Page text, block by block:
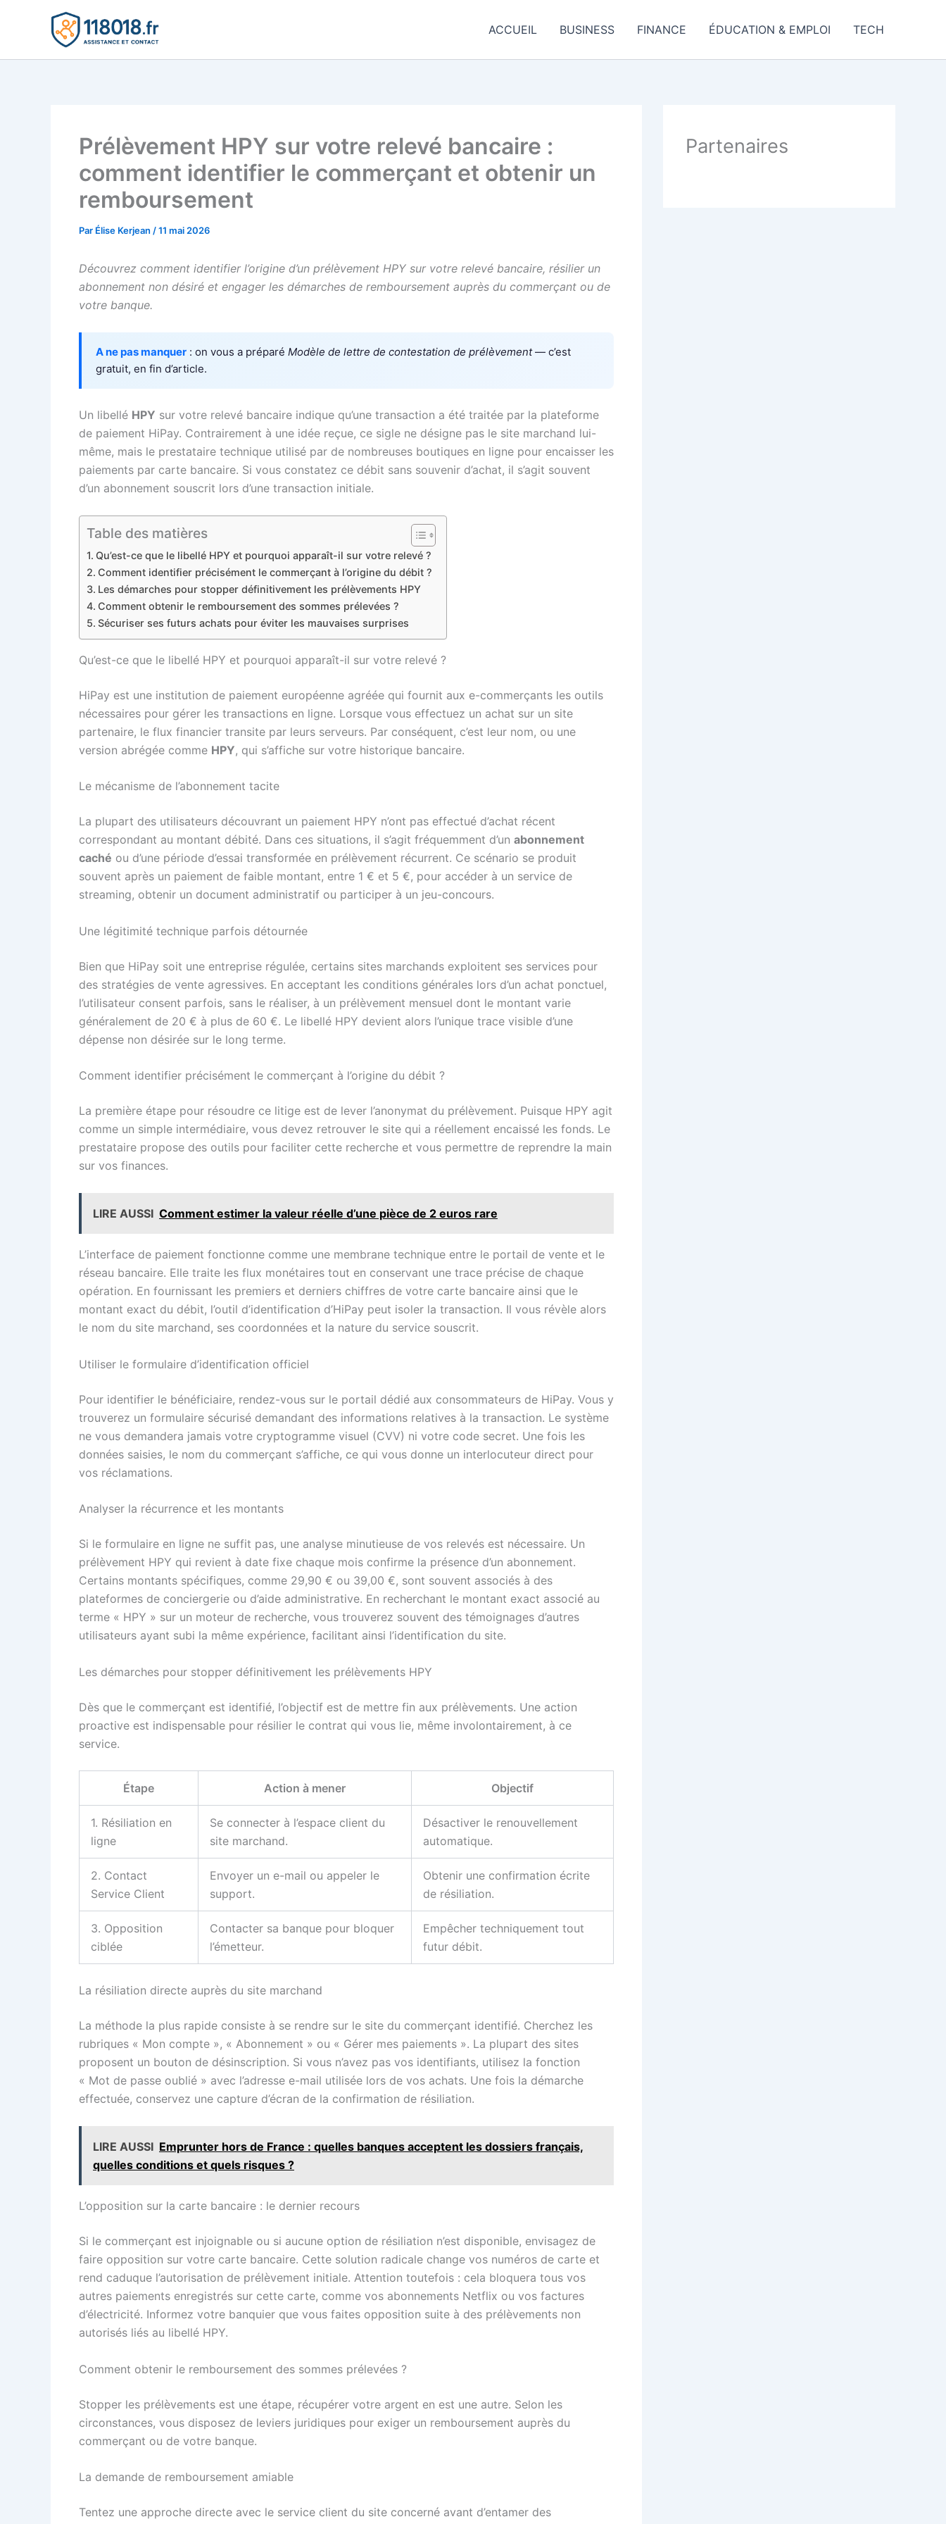
ACCUEIL BUSINESS FINANCE ÉDUCATION & EMPLOI TECH
Prélèvement HPY sur votre relevé bancaire :
comment identifier le commerçant et obtenir un
remboursement
Par Élise Kerjean /11 mai 2026
Découvrez comment identifier l’origine d’un prélèvement HPY sur votre relevé bancaire, résilier un
abonnement non désiré et engager les démarches de remboursement auprès du commerçant ou de
votre banque.
A ne pas manquer : on vous a préparé Modèle de lettre de contestation de prélèvement— c’est
gratuit, en fin d’article.
Un libellé HPY sur votre relevé bancaire indique qu’une transaction a été traitée par la plateforme
de paiement HiPay. Contrairement à une idée reçue, ce sigle ne désigne pas le site marchand lui-
même, mais le prestataire technique utilisé par de nombreuses boutiques en ligne pour encaisser les
paiements par carte bancaire. Si vous constatez ce débit sans souvenir d’achat, il s’agit souvent
d’un abonnement souscrit lors d’une transaction initiale.
Table des matières
Qu’est-ce que le libellé HPY et pourquoi apparaît-il sur votre relevé ?
Comment identifier précisément le commerçant à l’origine du débit ?
Les démarches pour stopper définitivement les prélèvements HPY
Comment obtenir le remboursement des sommes prélevées ?
Sécuriser ses futurs achats pour éviter les mauvaises surprises
Qu’est-ce que le libellé HPY et pourquoi apparaît-il sur votre relevé ?
HiPay est une institution de paiement européenne agréée qui fournit aux e-commerçants les outils
nécessaires pour gérer les transactions en ligne. Lorsque vous effectuez un achat sur un site
partenaire, le flux financier transite par leurs serveurs. Par conséquent, c’est leur nom, ou une
version abrégée comme HPY, qui s’affiche sur votre historique bancaire.
Le mécanisme de l’abonnement tacite
La plupart des utilisateurs découvrant un paiement HPY n’ont pas effectué d’achat récent
correspondant au montant débité. Dans ces situations, il s’agit fréquemment d’un abonnement
caché ou d’une période d’essai transformée en prélèvement récurrent. Ce scénario se produit
souvent après un paiement de faible montant, entre 1 € et 5 €, pour accéder à un service de
streaming, obtenir un document administratif ou participer à un jeu-concours.
Une légitimité technique parfois détournée
Bien que HiPay soit une entreprise régulée, certains sites marchands exploitent ses services pour
des stratégies de vente agressives. En acceptant les conditions générales lors d’un achat ponctuel,
l’utilisateur consent parfois, sans le réaliser, à un prélèvement mensuel dont le montant varie
généralement de 20 € à plus de 60 €. Le libellé HPY devient alors l’unique trace visible d’une
dépense non désirée sur le long terme.
Comment identifier précisément le commerçant à l’origine du débit ?
La première étape pour résoudre ce litige est de lever l’anonymat du prélèvement. Puisque HPY agit
comme un simple intermédiaire, vous devez retrouver le site qui a réellement encaissé les fonds. Le
prestataire propose des outils pour faciliter cette recherche et vous permettre de reprendre la main
sur vos finances.
LIRE AUSSI Comment estimer la valeur réelle d’une pièce de 2 euros rare
L’interface de paiement fonctionne comme une membrane technique entre le portail de vente et le
réseau bancaire. Elle traite les flux monétaires tout en conservant une trace précise de chaque
opération. En fournissant les premiers et derniers chiffres de votre carte bancaire ainsi que le
montant exact du débit, l’outil d’identification d’HiPay peut isoler la transaction. Il vous révèle alors
le nom du site marchand, ses coordonnées et la nature du service souscrit.
Utiliser le formulaire d’identification officiel
Pour identifier le bénéficiaire, rendez-vous sur le portail dédié aux consommateurs de HiPay. Vous y
trouverez un formulaire sécurisé demandant des informations relatives à la transaction. Le système
ne vous demandera jamais votre cryptogramme visuel (CVV) ni votre code secret. Une fois les
données saisies, le nom du commerçant s’affiche, ce qui vous donne un interlocuteur direct pour
vos réclamations.
Analyser la récurrence et les montants
Si le formulaire en ligne ne suffit pas, une analyse minutieuse de vos relevés est nécessaire. Un
prélèvement HPY qui revient à date fixe chaque mois confirme la présence d’un abonnement.
Certains montants spécifiques, comme 29,90 € ou 39,00 €, sont souvent associés à des
plateformes de conciergerie ou d’aide administrative. En recherchant le montant exact associé au
terme « HPY » sur un moteur de recherche, vous trouverez souvent des témoignages d’autres
utilisateurs ayant subi la même expérience, facilitant ainsi l’identification du site.
Les démarches pour stopper définitivement les prélèvements HPY
Dès que le commerçant est identifié, l’objectif est de mettre fin aux prélèvements. Une action
proactive est indispensable pour résilier le contrat qui vous lie, même involontairement, à ce
service.
Étape Action à mener Objectif
1. Résiliation en
ligne
Se connecter à l’espace client du
site marchand.
Désactiver le renouvellement
automatique.
2. Contact
Service Client
Envoyer un e-mail ou appeler le
support.
Obtenir une confirmation écrite
de résiliation.
3. Opposition
ciblée
Contacter sa banque pour bloquer
l’émetteur.
Empêcher techniquement tout
futur débit.
La résiliation directe auprès du site marchand
La méthode la plus rapide consiste à se rendre sur le site du commerçant identifié. Cherchez les
rubriques « Mon compte », « Abonnement » ou « Gérer mes paiements ». La plupart des sites
proposent un bouton de désinscription. Si vous n’avez pas vos identifiants, utilisez la fonction
« Mot de passe oublié » avec l’adresse e-mail utilisée lors de vos achats. Une fois la démarche
effectuée, conservez une capture d’écran de la confirmation de résiliation.
LIRE AUSSI Emprunter hors de France : quelles banques acceptent les dossiers français,
quelles conditions et quels risques ?
L’opposition sur la carte bancaire : le dernier recours
Si le commerçant est injoignable ou si aucune option de résiliation n’est disponible, envisagez de
faire opposition sur votre carte bancaire. Cette solution radicale change vos numéros de carte et
rend caduque l’autorisation de prélèvement initiale. Attention toutefois : cela bloquera tous vos
autres paiements enregistrés sur cette carte, comme vos abonnements Netflix ou vos factures
d’électricité. Informez votre banquier que vous faites opposition suite à des prélèvements non
autorisés liés au libellé HPY.
Comment obtenir le remboursement des sommes prélevées ?
Stopper les prélèvements est une étape, récupérer votre argent en est une autre. Selon les
circonstances, vous disposez de leviers juridiques pour exiger un remboursement auprès du
commerçant ou de votre banque.
La demande de remboursement amiable
Tentez une approche directe avec le service client du site concerné avant d’entamer des
Partenaires